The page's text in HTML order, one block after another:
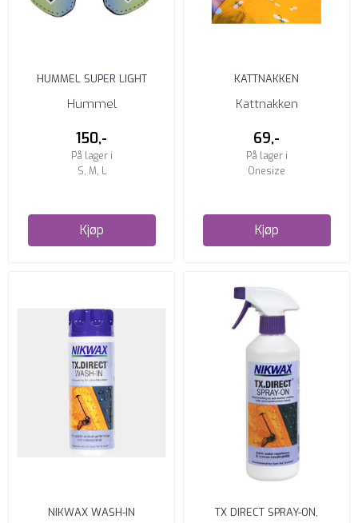
HUMMEL SUPER LIGHT
LEGGBESKYTTERE
Hummel
150,-
På lager i
S, M, L
Kjøp
KATTNAKKEN
REPERASJONSLAPPER TIL
Kattnakken
69,-
På lager i
Onesize
Kjøp
NIKWAX WASH-IN
TX DIRECT SPRAY-ON,